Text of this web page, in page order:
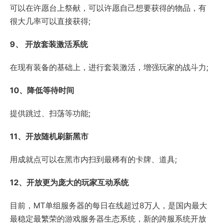
可以在许愿台上祭献，可以许愿自己想要获得的物品，有
很大几率可以直接获得;
9、 开放套装激活系统
在现有装备的基础上，进行套装激活，增强玩家的战斗力;
10、降低等待时间
提供跳过、扫荡等功能;
11、开放随机刷新黑市
用成就点可以在黑市内扫到最稀有的卡牌、道具;
12、开放更为庞大的玩家互动系统
目前，MT单组服务器的每日在线超过8万人，是国内最大
最稳定最繁荣的游戏服务器生态系统，新的跨服系统开放